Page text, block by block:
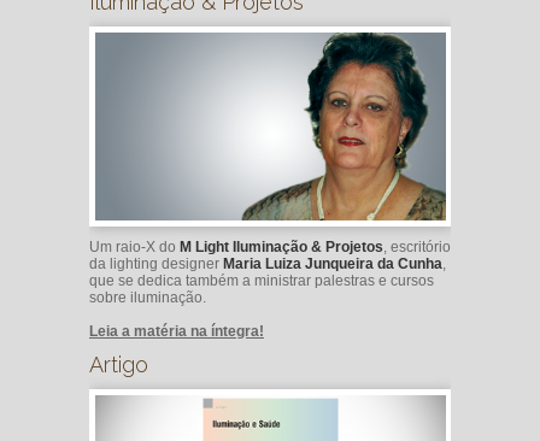
Um raio-X do M Light Iluminação & Projetos , escritório
da lighting designer Maria Luiza Junqueira da Cunha
que se dedica também a ministrar palestras e cursos
sobre iluminação.
Leia a matéria na íntegra!
Artigo